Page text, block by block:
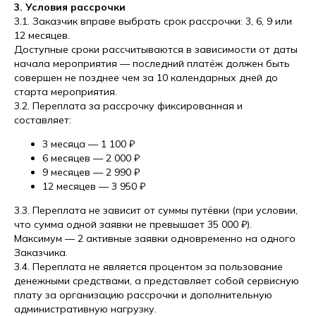
3. Условия рассрочки
3.1. Заказчик вправе выбрать срок рассрочки: 3, 6, 9 или
12 месяцев.
Доступные сроки рассчитываются в зависимости от даты
начала мероприятия — последний платёж должен быть
совершен не позднее чем за 10 календарных дней до
старта мероприятия.
3.2. Переплата за рассрочку фиксированная и
составляет:
3 месяца — 1 100 ₽
6 месяцев — 2 000 ₽
9 месяцев — 2 990 ₽
12 месяцев — 3 950 ₽
3.3. Переплата не зависит от суммы путёвки (при условии,
что сумма одной заявки не превышает 35 000 ₽).
Максимум — 2 активные заявки одновременно на одного
Заказчика.
3.4. Переплата не является процентом за пользование
денежными средствами, а представляет собой сервисную
плату за организацию рассрочки и дополнительную
административную нагрузку.